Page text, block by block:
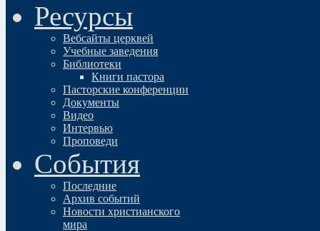
Ресурсы
Вебсайты церквей
Учебные заведения
Библиотеки
Книги пастора
Пасторские конференции
Документы
Видео
Интервью
Проповеди
События
Последние
Архив событий
Новости христианского
мира